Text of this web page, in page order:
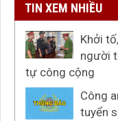
TIN XEM NHIỀU
Khởi
người
tự công cộng
Công
tuyển